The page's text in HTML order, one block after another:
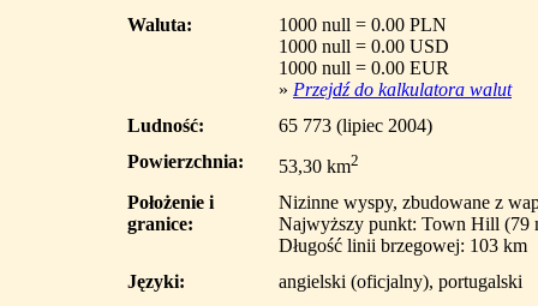
Waluta:
1000 null = 0.00 PLN
1000 null = 0.00 USD
1000 null = 0.00 EUR
» Przejdź do kalkulatora walut
Ludność:
65 773 (lipiec 2004)
Powierzchnia:
53,30 km2
Położenie i
granice:
Nizinne wyspy, zbudowane z
Najwyższy punkt: Town Hill (79
Długość linii brzegowej: 103 km
Języki:
angielski (oficjalny), portugalski